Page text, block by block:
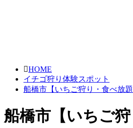
HOME
イチゴ狩り体験スポット
船橋市【いちご狩り・食べ放
船橋市【いちご